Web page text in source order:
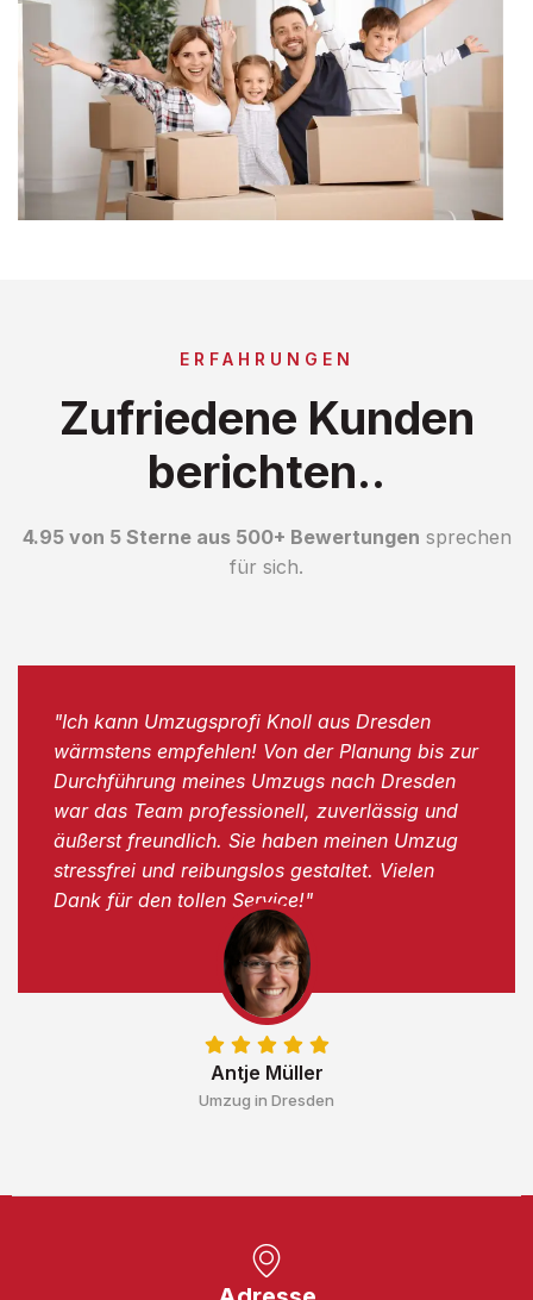
ERFAHRUNGEN
Zufriedene Kunden
berichten..
4.95 von 5 Sterne aus 500+ Bewertungen sprechen
für sich.
Antje Müller
Umzug in Dresden
"Ich kann Umzugsprofi Knoll aus Dresden
wärmstens empfehlen! Von der Planung bis zur
Durchführung meines Umzugs nach Dresden
war das Team professionell, zuverlässig und
äußerst freundlich. Sie haben meinen Umzug
stressfrei und reibungslos gestaltet. Vielen
Dank für den tollen Service!"